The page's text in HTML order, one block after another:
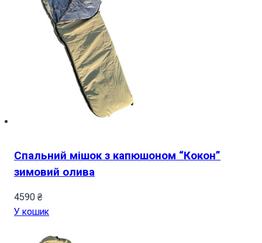
Спальний мішок з капюшоном “Кокон”
зимовий олива
4590 ₴
У кошик